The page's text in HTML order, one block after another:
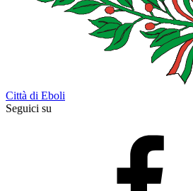
Città di Eboli
Seguici su